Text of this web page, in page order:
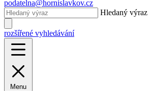
podatelna@hornislavkov.cz
Hledaný výraz
rozšířené vyhledávání
Menu